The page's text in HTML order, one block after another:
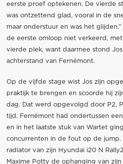
eerste proef optekenen. De vierde
was ontzettend glad, vooral in de
maar onderstuur en was het
de eerste omloop niet verkeerd,
vierde plek, want daarmee stond
achterstand van Fernémont.
Op de vijfde stage wist Jos zijn
praktijk te brengen en scoorde hij
dag. Dat werd opgevolgd door P2,
tijd. Fernémont had ondertussen
en in het laatste stuk van Wartet
concurrenten in de fout op de jump.
radiator van zijn Hyundai i20 N
Maxime Potty de ophanging van zijn